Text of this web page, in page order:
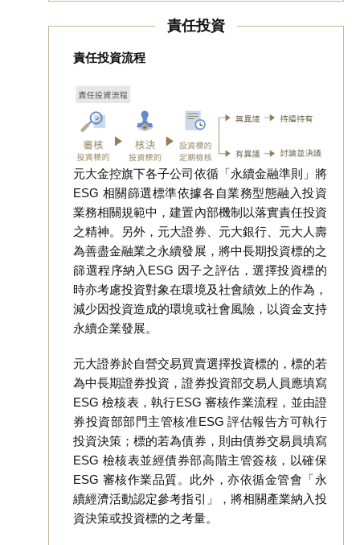
責任投資
責任投資流程
元大金控旗下各子公司依循「永續金融準則」將
ESG 相關篩選標準依據各自業務型態融入投資
業務相關規範中，建置內部機制以落實責任投資
之精神。另外，元大證券、元大銀行、元大人壽
為善盡金融業之永續發展，將中長期投資標的之
篩選程序納入ESG 因子之評估，選擇投資標的
時亦考慮投資對象在環境及社會績效上的作為，
減少因投資造成的環境或社會風險，以資金支持
永續企業發展。
元大證券於自營交易買賣選擇投資標的，標的若
為中長期證券投資，證券投資部交易人員應填寫
ESG 檢核表，執行ESG 審核作業流程，並由證
券投資部部門主管核准ESG 評估報告方可執行
投資決策；標的若為債券，則由債券交易員填寫
ESG 檢核表並經債券部高階主管簽核，以確保
ESG 審核作業品質。此外，亦依循金管會「永
續經濟活動認定參考指引」，將相關產業納入投
資決策或投資標的之考量。